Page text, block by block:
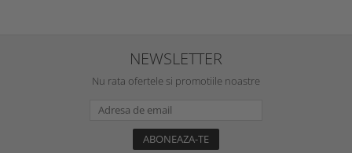
NEWSLETTER
Nu rata ofertele si promotiile noastre